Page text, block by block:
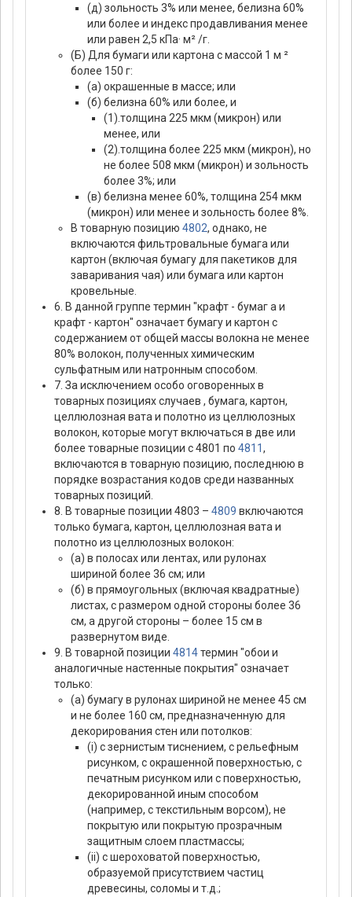
(д) зольность 3% или менее, белизна 60%
или более и индекс продавливания менее
или равен 2,5 кПа· м² /г.
(Б) Для бумаги или картона с массой 1 м ²
более 150 г:
(а) окрашенные в массе; или
(б) белизна 60% или более, и
(1).толщина 225 мкм (микрон) или
менее, или
(2).толщина более 225 мкм (микрон), но
не более 508 мкм (микрон) и зольность
более 3%; или
(в) белизна менее 60%, толщина 254 мкм
(микрон) или менее и зольность более 8%.
В товарную позицию 4802, однако, не
включаются фильтровальные бумага или
картон (включая бумагу для пакетиков для
заваривания чая) или бумага или картон
кровельные.
6. В данной группе термин "крафт - бумаг а и
крафт - картон" означает бумагу и картон с
содержанием от общей массы волокна не менее
80% волокон, полученных химическим
сульфатным или натронным способом.
7. За исключением особо оговоренных в
товарных позициях случаев , бумага, картон,
целлюлозная вата и полотно из целлюлозных
волокон, которые могут включаться в две или
более товарные позиции с 4801 по 4811,
включаются в товарную позицию, последнюю в
порядке возрастания кодов среди названных
товарных позиций.
8. В товарные позиции 4803 – 4809 включаются
только бумага, картон, целлюлозная вата и
полотно из целлюлозных волокон:
(а) в полосах или лентах, или рулонах
шириной более 36 см; или
(б) в прямоугольных (включая квадратные)
листах, с размером одной стороны более 36
см, а другой стороны – более 15 см в
развернутом виде.
9. В товарной позиции 4814термин "обои и
аналогичные настенные покрытия" означает
только:
(а) бумагу в рулонах шириной не менее 45 см
и не более 160 см, предназначенную для
декорирования стен или потолков:
(i) с зернистым тиснением, с рельефным
рисунком, с окрашенной поверхностью, с
печатным рисунком или с поверхностью,
декорированной иным способом
(например, с текстильным ворсом), не
покрытую или покрытую прозрачным
защитным слоем пластмассы;
(ii) с шероховатой поверхностью,
образуемой присутствием частиц
древесины, соломы и т.д.;